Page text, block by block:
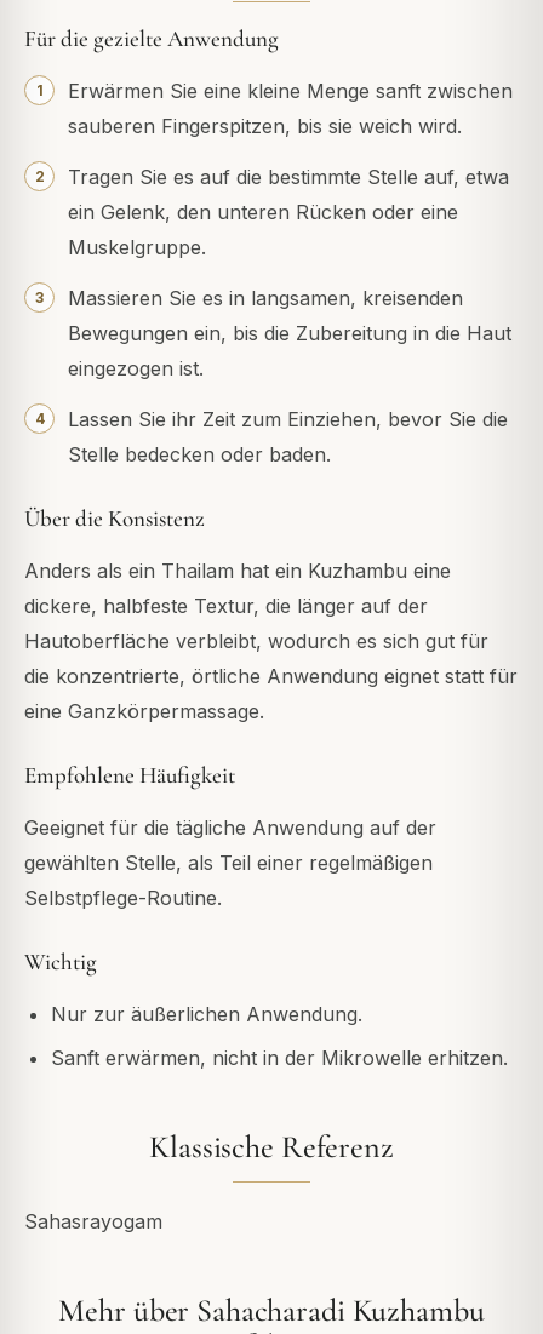
Für die gezielte Anwendung
Erwärmen Sie eine kleine Menge sanft zwischen
sauberen Fingerspitzen, bis sie weich wird.
Tragen Sie es auf die bestimmte Stelle auf, etwa
ein Gelenk, den unteren Rücken oder eine
Muskelgruppe.
Massieren Sie es in langsamen, kreisenden
Bewegungen ein, bis die Zubereitung in die Haut
eingezogen ist.
Lassen Sie ihr Zeit zum Einziehen, bevor Sie die
Stelle bedecken oder baden.
Über die Konsistenz
Anders als ein Thailam hat ein Kuzhambu eine
dickere, halbfeste Textur, die länger auf der
Hautoberfläche verbleibt, wodurch es sich gut für
die konzentrierte, örtliche Anwendung eignet statt für
eine Ganzkörpermassage.
Empfohlene Häufigkeit
Geeignet für die tägliche Anwendung auf der
gewählten Stelle, als Teil einer regelmäßigen
Selbstpflege-Routine.
Wichtig
Nur zur äußerlichen Anwendung.
Sanft erwärmen, nicht in der Mikrowelle erhitzen.
Klassische Referenz
Sahasrayogam
Mehr über Sahacharadi Kuzhambu